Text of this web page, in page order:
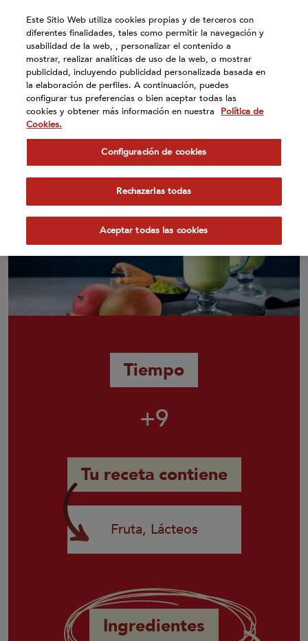
cuenta
sistema
accesibilidad.
Batido de té matcha y mango
Tiempo
+9
Tu receta contiene
Fruta, Lácteos
Ingredientes
Este Sitio Web utiliza cookies propias y de terceros con
diferentes finalidades, tales como permitir la navegación y
usabilidad de la web, , personalizar el contenido a
mostrar, realizar analíticas de uso de la web, o mostrar
publicidad, incluyendo publicidad personalizada basada en
la elaboración de perfiles. A continuación, puedes
configurar tus preferencias o bien aceptar todas las
cookies y obtener más información en nuestra
Política de
Cookies.
Configuración de cookies
Rechazarlas todas
Aceptar todas las cookies